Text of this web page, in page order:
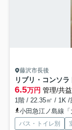
藤沢市長後
6.5万円 管理/共
1階 / 22.35㎡ / 1K /
小田急江ノ島線「大和
バス・トイレ別